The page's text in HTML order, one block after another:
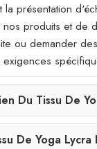
présentation
produits et de
ou demander
Du Tissu De
De Yoga